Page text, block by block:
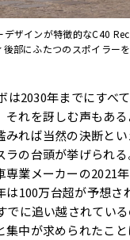
デザインが特徴的なC40
部にふたつのスポイラーを
は2030年までにすべ
それを訝しむ声もあ
みれば当然の決断と
ラの台頭が挙げられ
専業メーカーの2021
は100万台超が予想さ
でに追い越されてい
集中が求められたこ